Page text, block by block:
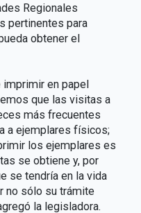
Regionales
pertinentes para
obtener el
imprimir en papel
que las visitas a
más frecuentes
a ejemplares físicos;
los ejemplares es
se obtiene y, por
se tendría en la vida
no sólo su trámite
la legisladora.